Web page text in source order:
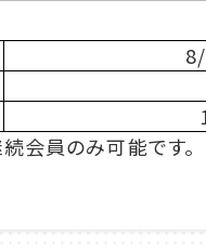
会員のみ可能です。